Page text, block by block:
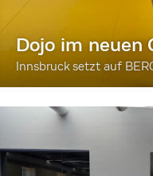
Dojo im neuen
Innsbruck setzt auf